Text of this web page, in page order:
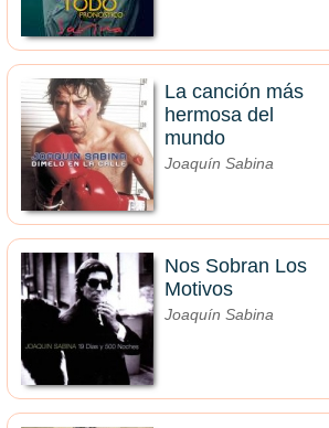
La canción más
hermosa del
mundo
Joaquín Sabina
Nos Sobran Los
Motivos
Joaquín Sabina